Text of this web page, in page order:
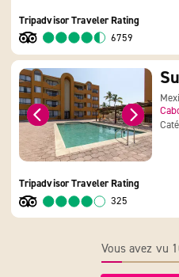
Tripadvisor Traveler Rating
6759
Tripadvisor Traveler Rating
325
Vous avez vu